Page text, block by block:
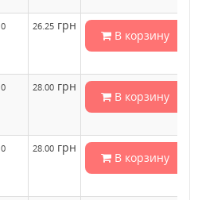
0 26.25 грн
В корзину
0 28.00 грн
В корзину
0 28.00 грн
В корзину